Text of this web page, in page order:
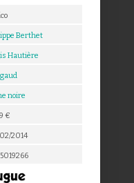
Berthet
Hautière
noire
€
2014